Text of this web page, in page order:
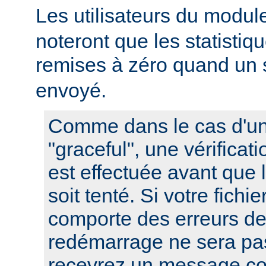
Les utilisateurs du
noteront que les
remises à zéro quand
envoyé.
Comme dans le cas
"graceful", une
est effectuée avant que
soit tenté. Si votre
comporte des erreurs
redémarrage ne sera